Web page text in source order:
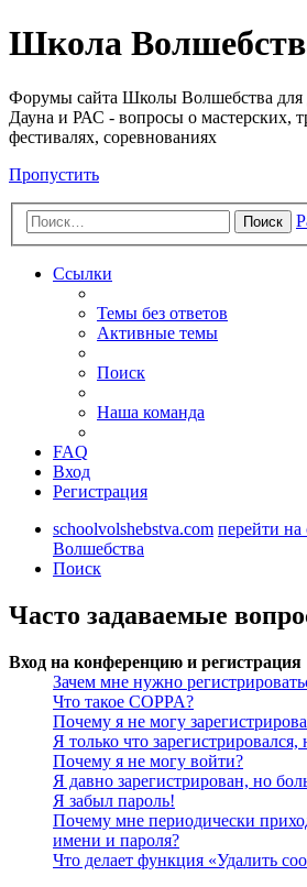
Школа
Форумы сайта Школы Волшебства для
Дауна и РАС - вопросы о мастерских,
фестивалях, соревнованиях
Пропустить
Поиск
Ссылки
Темы без ответов
Активные темы
Поиск
Наша команда
FAQ
Вход
Регистрация
schoolvolshebstva.com перейти
Волшебства
Поиск
Часто задаваемые
Вход на конференцию и регистрация
Зачем мне нужно
Что такое COPPA?
Почему я не могу
Я только что
Почему я не могу войти?
Я давно зарегистрирован, но
Я забыл пароль!
Почему мне периодически
имени и пароля?
Что делает функция «Удалить